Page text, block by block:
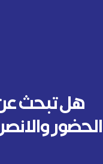
هل تبحث
الحضور